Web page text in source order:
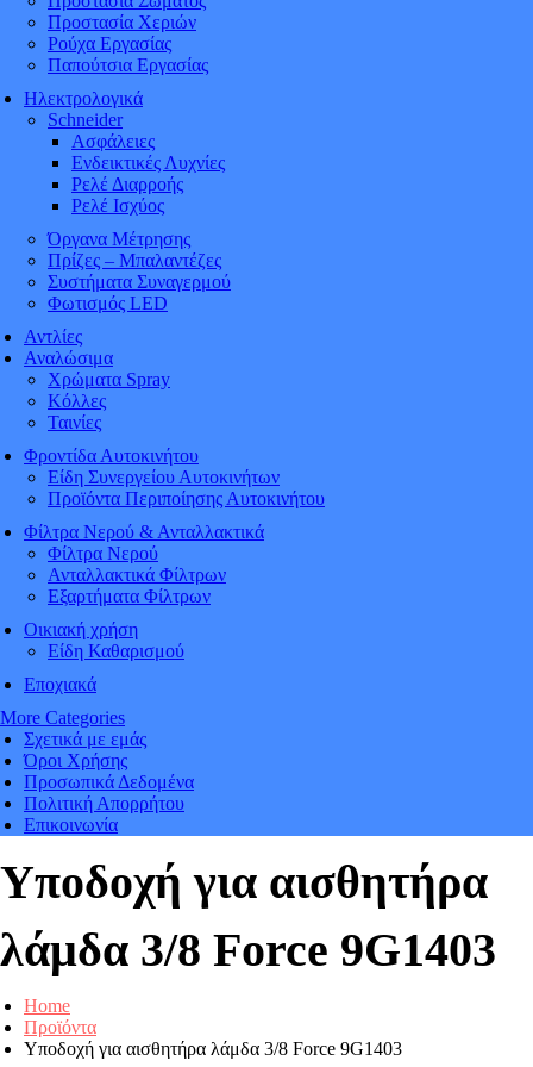
Προστασία Χεριών
Ρούχα Εργασίας
Παπούτσια Εργασίας
Ηλεκτρολογικά
Schneider
Ασφάλειες
Ενδεικτικές Λυχνίες
Ρελέ Διαρροής
Ρελέ Ισχύος
Όργανα Μέτρησης
Πρίζες – Μπαλαντέζες
Συστήματα Συναγερμού
Φωτισμός LED
Αντλίες
Αναλώσιμα
Χρώματα Spray
Κόλλες
Ταινίες
Φροντίδα Αυτοκινήτου
Είδη Συνεργείου Αυτοκινήτων
Προϊόντα Περιποίησης Αυτοκινήτου
Φίλτρα Νερού & Ανταλλακτικά
Φίλτρα Νερού
Ανταλλακτικά Φίλτρων
Εξαρτήματα Φίλτρων
Οικιακή χρήση
Είδη Καθαρισμού
Εποχιακά
More Categories
Σχετικά με εμάς
Όροι Χρήσης
Προσωπικά Δεδομένα
Πολιτική Απορρήτου
Επικοινωνία
Υποδοχή για αισθητήρα
λάμδα 3/8 Force 9G1403
Home
Προϊόντα
Υποδοχή για αισθητήρα λάμδα 3/8 Force 9G1403